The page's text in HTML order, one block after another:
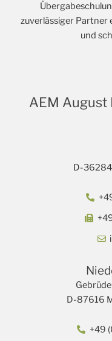
zuverlässiger Partner
und
AEM August
D-36284
D-87616
+49